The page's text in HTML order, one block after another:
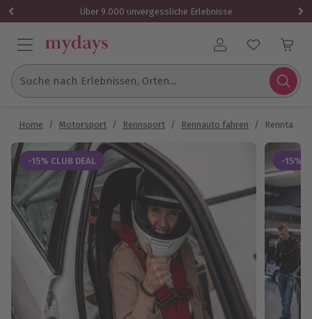
Über 9.000 unvergessliche Erlebnisse
Benutzerkonto
Suche nach Erlebnissen, Orten...
Home / Motorsport / Rennsport / Rennauto fahren / Renntaxi
-15% CLUB DEAL -15%